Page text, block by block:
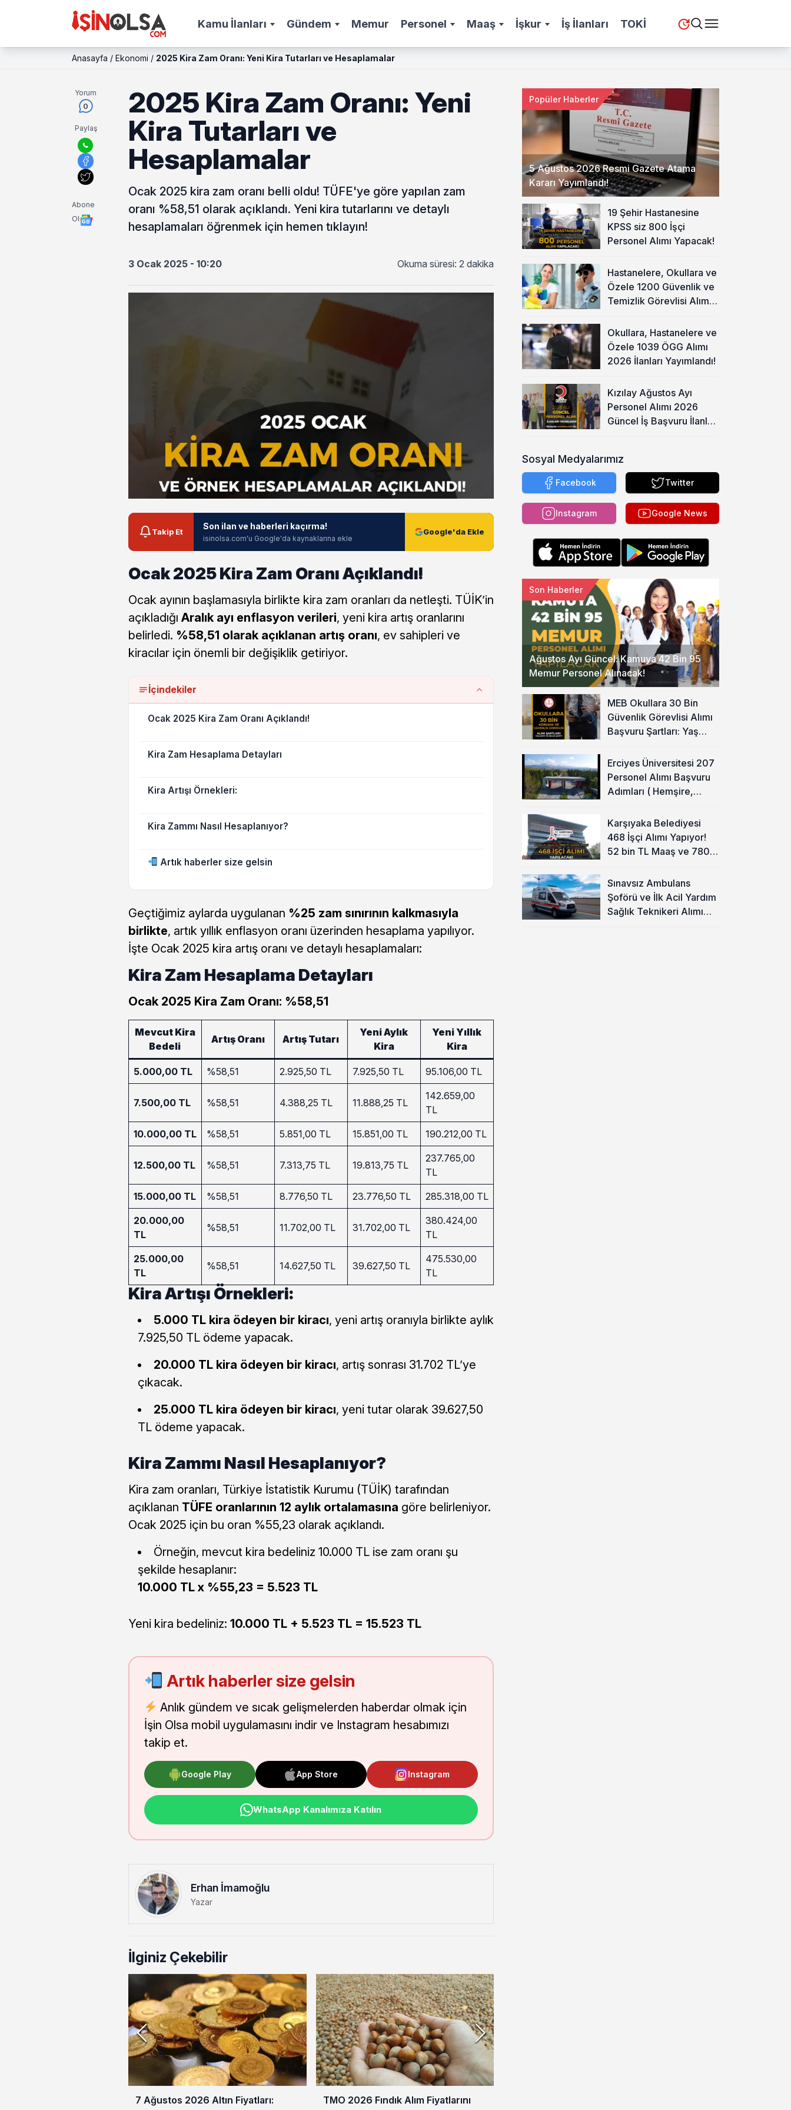
Kamu İlanları Gündem Memur Personel Maaş İşkur İş İlanları TOKİ
Anasayfa / Ekonomi / 2025 Kira Zam Oranı: Yeni Kira Tutarları ve Hesaplamalar
Yorum
0
Paylaş
Abone
Ol
2025 Kira Zam Oranı: Yeni
Kira Tutarları ve
Hesaplamalar
Ocak 2025 kira zam oranı belli oldu! TÜFE'ye göre yapılan zam
oranı %58,51 olarak açıklandı. Yeni kira tutarlarını ve detaylı
hesaplamaları öğrenmek için hemen tıklayın!
3 Ocak 2025 - 10:20 Okuma süresi: 2 dakika
Takip Et
Son ilan ve haberleri kaçırma!
isinolsa.com'u Google'da kaynaklarına ekle
Google'da Ekle
Ocak 2025 Kira Zam Oranı Açıklandı!
Ocak ayının başlamasıyla birlikte kira zam oranları da netleşti. TÜİK’in
açıkladığı Aralık ayı enflasyon verileri, yeni kira artış oranlarını
belirledi. %58,51 olarak açıklanan artış oranı, ev sahipleri ve
kiracılar için önemli bir değişiklik getiriyor.
İçindekiler
Ocak 2025 Kira Zam Oranı Açıklandı!
Kira Zam Hesaplama Detayları
Kira Artışı Örnekleri:
Kira Zammı Nasıl Hesaplanıyor?
Artık haberler size gelsin
Geçtiğimiz aylarda uygulanan %25 zam sınırının kalkmasıyla
birlikte, artık yıllık enflasyon oranı üzerinden hesaplama yapılıyor.
İşte Ocak 2025 kira artış oranı ve detaylı hesaplamaları:
Kira Zam Hesaplama Detayları
Ocak 2025 Kira Zam Oranı: %58,51
Mevcut Kira
Bedeli
Artış Oranı Artış Tutarı
Yeni Aylık
Kira
Yeni Yıllık
Kira
5.000,00 TL %58,51 2.925,50 TL 7.925,50 TL 95.106,00 TL
7.500,00 TL %58,51 4.388,25 TL 11.888,25 TL
142.659,00
TL
10.000,00 TL %58,51 5.851,00 TL 15.851,00 TL 190.212,00 TL
12.500,00 TL %58,51 7.313,75 TL 19.813,75 TL
237.765,00
TL
15.000,00 TL %58,51 8.776,50 TL 23.776,50 TL 285.318,00 TL
20.000,00
TL
%58,51 11.702,00 TL 31.702,00 TL
380.424,00
TL
25.000,00
TL
%58,51 14.627,50 TL 39.627,50 TL
475.530,00
TL
Kira Artışı Örnekleri:
5.000 TL kira ödeyen bir kiracı, yeni artış oranıyla birlikte aylık
7.925,50 TL ödeme yapacak.
20.000 TL kira ödeyen bir kiracı, artış sonrası 31.702 TL’ye
çıkacak.
25.000 TL kira ödeyen bir kiracı, yeni tutar olarak 39.627,50
TL ödeme yapacak.
Kira Zammı Nasıl Hesaplanıyor?
Kira zam oranları, Türkiye İstatistik Kurumu (TÜİK) tarafından
açıklanan TÜFE oranlarının 12 aylık ortalamasına göre belirleniyor.
Ocak 2025 için bu oran %55,23 olarak açıklandı.
Örneğin, mevcut kira bedeliniz 10.000 TL ise zam oranı şu
şekilde hesaplanır:
10.000 TL x %55,23 = 5.523 TL
Yeni kira bedeliniz: 10.000 TL + 5.523 TL = 15.523 TL
Artık haberler size gelsin
Anlık gündem ve sıcak gelişmelerden haberdar olmak için
İşin Olsa mobil uygulamasını indir ve Instagram hesabımızı
takip et.
Google Play App Store Instagram
WhatsApp Kanalımıza Katılın
Erhan İmamoğlu
Yazar
İlginiz Çekebilir
7 Ağustos 2026 Altın Fiyatları:
TMO 2026 Fındık Alım Fiyatlarını
5 Ağustos 2026 Resmi Gazete Atama
Kararı Yayımlandı!
Popüler Haberler
19 Şehir Hastanesine
KPSS siz 800 İşçi
Personel Alımı Yapacak!
Hastanelere, Okullara ve
Özele 1200 Güvenlik ve
Temizlik Görevlisi Alımı
Okullara, Hastanelere ve
Özele 1039 ÖGG Alımı
2026 İlanları Yayımlandı!
Kızılay Ağustos Ayı
Personel Alımı 2026
Güncel İş Başvuru İlanları
Sosyal Medyalarımız
Facebook Twitter
Instagram Google News
Ağustos Ayı Güncel: Kamuya 42 Bin 95
Memur Personel Alınacak!
Son Haberler
MEB Okullara 30 Bin
Güvenlik Görevlisi Alımı
Başvuru Şartları: Yaş
Olacak Mı?
Erciyes Üniversitesi 207
Personel Alımı Başvuru
Adımları ( Hemşire,
Karşıyaka Belediyesi
468 İşçi Alımı Yapıyor!
52 bin TL Maaş ve 7800
Sınavsız Ambulans
Şoförü ve İlk Acil Yardım
Sağlık Teknikeri Alımı